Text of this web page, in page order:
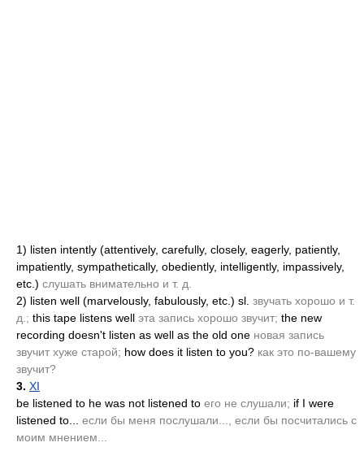
1) listen intently (attentively, carefully, closely, eagerly, patiently,
impatiently, sympathetically, obediently, intelligently, impassively,
etc.) слушать внимательно и т. д.
2) listen well (marvelously, fabulously, etc.) sl. звучать хорошо и т.
д.; this tape listens well эта запись хорошо звучит; the new
recording doesn't listen as well as the old one новая запись
звучит хуже старой; how does it listen to you? как это по-вашему
звучит?
3. XI
be listened to he was not listened to его не слушали; if I were
listened to... если бы меня послушали..., если бы посчитались с
моим мнением...